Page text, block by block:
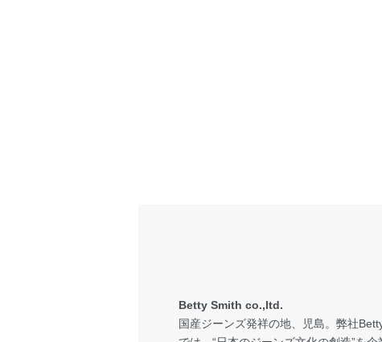
Betty Smith co.,ltd.
国産ジーンズ発祥の地、児島。弊社